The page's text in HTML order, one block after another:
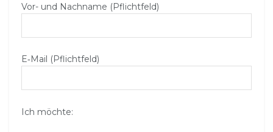
Vor- und Nachname (Pflichtfeld)
E‑Mail (Pflichtfeld)
Ich möchte: